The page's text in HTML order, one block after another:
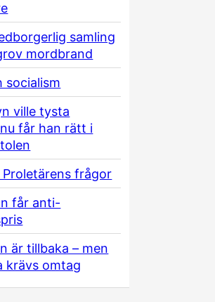
samling
mordbrand
socialism
ville tysta
får han rätt i
Proletärens frågor
får anti-
är tillbaka – men
krävs omtag